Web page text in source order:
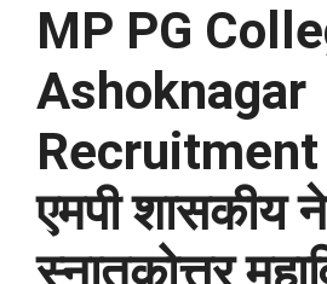
MP PG
Ashoknagar
एमपी शासकीय